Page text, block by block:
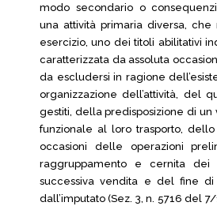
modo secondario o
una attività primaria diversa,
esercizio, uno dei titoli abilitativi
caratterizzata da assoluta
da escludersi in ragione
organizzazione dell’attività, del
gestiti, della predisposizione di
funzionale al loro trasporto,
occasioni delle operazioni
raggruppamento e cernita
successiva vendita e del fine di
dall’imputato (Sez. 3, n. 5716 del